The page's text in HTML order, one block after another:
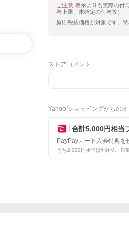
ご注意 表示よりも実際の付
与上限、未確定の付与等）
原則税抜価格が対象です。
ストアコメント
Yahoo!ショッピングからの
合計5,000円相当
PayPayカード入会特典を
うち2,000円相当は利用先・期